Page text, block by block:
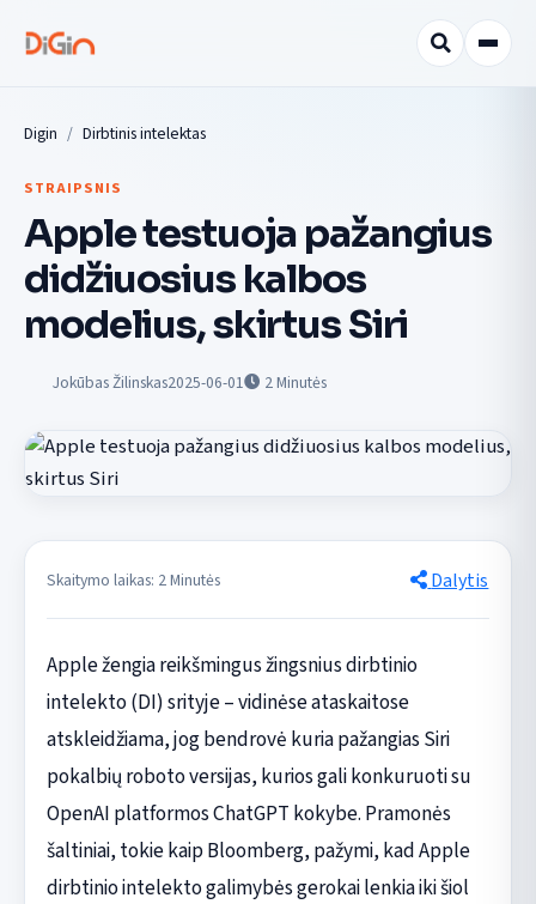
Digin Dirbtinis intelektas
STRAIPSNIS
Apple testuoja pažangius
didžiuosius kalbos
modelius, skirtus Siri
Jokūbas Žilinskas2025-06-01 2Minutės
Skaitymo laikas: 2 Minutės Dalytis
Apple žengia reikšmingus žingsnius dirbtinio
intelekto (DI) srityje – vidinėse ataskaitose
atskleidžiama, jog bendrovė kuria pažangias Siri
pokalbių roboto versijas, kurios gali konkuruoti su
OpenAI platformos ChatGPT kokybe. Pramonės
šaltiniai, tokie kaip Bloomberg, pažymi, kad Apple
dirbtinio intelekto galimybės gerokai lenkia iki šiol